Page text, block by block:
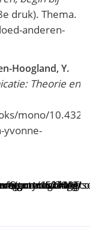
druk). Thema.
anderen-
Hoogland, Y.
Theorie en
mono/
yvonne-